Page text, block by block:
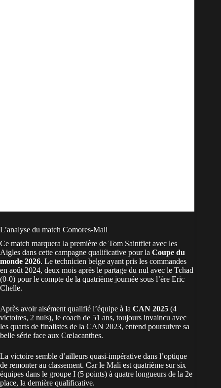
L’analyse du match Comores-Mali
Ce match marquera la première de Tom Saintfiet avec les
Aigles dans cette campagne qualificative pour la Coupe du
monde 2026. Le technicien belge ayant pris les commandes
en août 2024, deux mois après le partage du nul avec le Tchad
(0-0) pour le compte de la quatrième journée sous l’ère Eric
Chelle.
Après avoir aisément qualifié l’équipe à la CAN 2025 (4
victoires, 2 nuls), le coach de 51 ans, toujours invaincu avec
les quarts de finalistes de la CAN 2023, entend poursuivre sa
belle série face aux Cœlacanthes.
La victoire semble d’ailleurs quasi-impérative dans l’optique
de remonter au classement. Car le Mali est quatrième sur six
équipes dans le groupe I (5 points) à quatre longueurs de la 2e
place, la dernière qualificative.